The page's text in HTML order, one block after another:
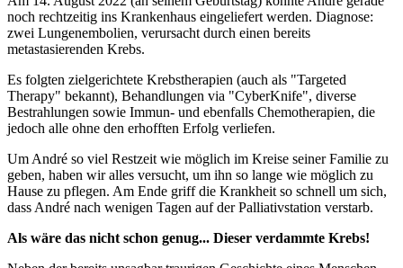
noch rechtzeitig ins Krankenhaus eingeliefert werden. Diagnose:
zwei Lungenembolien, verursacht durch einen bereits
metastasierenden Krebs.
Es folgten zielgerichtete Krebstherapien (auch als "Targeted
Therapy" bekannt), Behandlungen via "CyberKnife", diverse
Bestrahlungen sowie Immun- und ebenfalls Chemotherapien, die
jedoch alle ohne den erhofften Erfolg verliefen.
Um André so viel Restzeit wie möglich im Kreise seiner Familie zu
geben, haben wir alles versucht, um ihn so lange wie möglich zu
Hause zu pflegen. Am Ende griff die Krankheit so schnell um sich,
dass André nach wenigen Tagen auf der Palliativstation verstarb.
Als wäre das nicht schon genug... Dieser verdammte Krebs!